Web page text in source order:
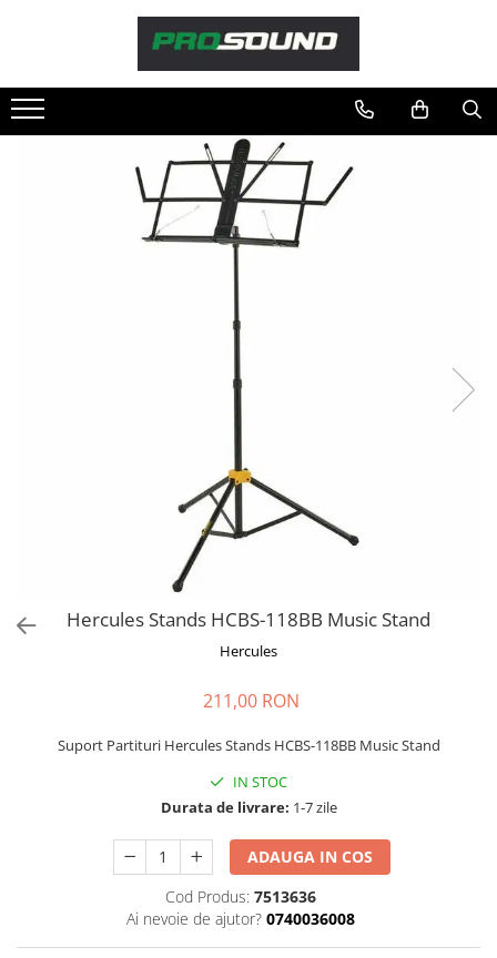
Sonorizare / PA
Adaptoare phantom
Adresare publica 100V
Amplificatoare Audio
Pickup-uri, platane & accesorii
Stabilizatoare de tensiune UPS si
Accesorii de microfoane
Microfoane de masurare si
Microfoane de studio
Microfoane de Suprafata
Microfoane de voce si live
Microfoane lavaliera si headset
Microfoane podcast, USB, iOS /
Android
Hercules Stands HCBS-118BB Music Stand
Hercules
211,00 RON
Suport Partituri Hercules Stands HCBS-118BB Music Stand
IN STOC
Durata de livrare: 1-7 zile
ADAUGA IN COS
Cod Produs: 7513636
Ai nevoie de ajutor? 0740036008